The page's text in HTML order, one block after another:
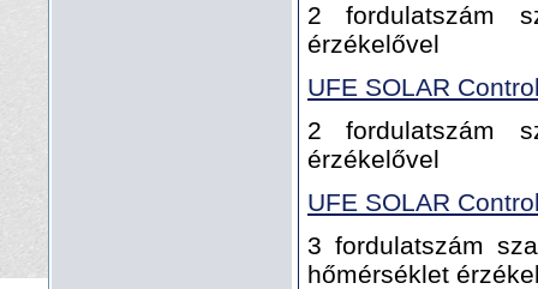
2 fordulatszám
érzékelővel
UFE SOLAR
2 fordulatszám
érzékelővel
UFE SOLAR
3 fordulatszám
hőmérséklet